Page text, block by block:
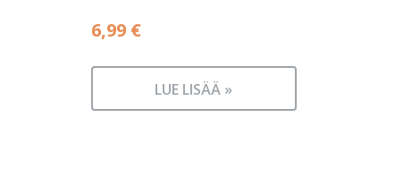
6,99 €
LUE LISÄÄ »